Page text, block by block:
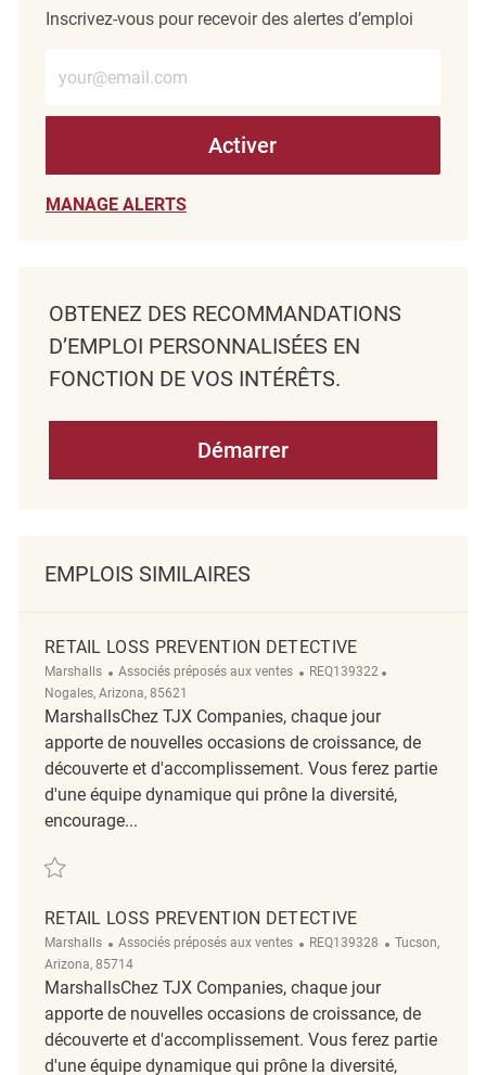
Inscrivez-vous pour recevoir des alertes d’emploi
Activer
MANAGE ALERTS
OBTENEZ DES RECOMMANDATIONS
D’EMPLOI PERSONNALISÉES EN
FONCTION DE VOS INTÉRÊTS.
Démarrer
EMPLOIS SIMILAIRES
RETAIL LOSS PREVENTION DETECTIVE
Marshalls Catégorie
Associés préposés aux ventes ReqId
REQ139322
Nogales, Arizona, 85621
MarshallsChez TJX Companies, chaque jour
apporte de nouvelles occasions de croissance, de
découverte et d'accomplissement. Vous ferez partie
d'une équipe dynamique qui prône la diversité,
encourage...
Sauvegarder Retail Loss Prevention Detective REQ139322
RETAIL LOSS PREVENTION DETECTIVE
Marshalls Catégorie
Associés préposés aux ventes ReqId
REQ139328 Emplacement
Tucson,
Arizona, 85714
MarshallsChez TJX Companies, chaque jour
apporte de nouvelles occasions de croissance, de
découverte et d'accomplissement. Vous ferez partie
d'une équipe dynamique qui prône la diversité,